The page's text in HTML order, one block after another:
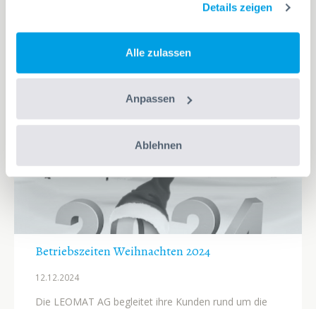
Details zeigen
Alle zulassen
Anpassen
Ablehnen
auch Ende Mai 2025 volatil. Während Kaffee weiterhin
Betriebszeiten Weihnachten 2024
12.12.2024
Die LEOMAT AG begleitet ihre Kunden rund um die